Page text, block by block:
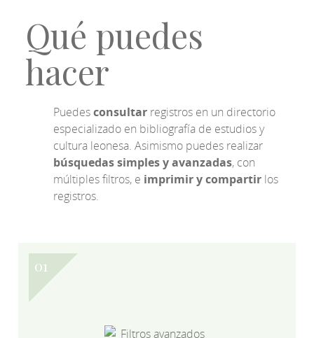
Qué puedes
hacer
Puedesconsultar registros en un directorio
especializado en bibliografía de estudios y
cultura leonesa. Asimismo puedes realizar
búsquedas simples y avanzadas, con
múltiples filtros, e imprimir y compartir los
registros.